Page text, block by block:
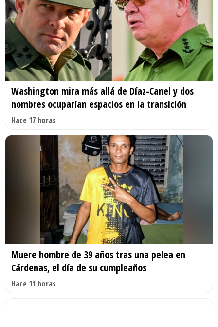
Washington mira más allá de Díaz-Canel y dos
nombres ocuparían espacios en la transición
Hace 17 horas
Muere hombre de 39 años tras una pelea en
Cárdenas, el día de su cumpleaños
Hace 11 horas